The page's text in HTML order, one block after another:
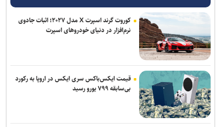
کوروت گرند اسپرت X مدل ۲۰۲۷؛ اثبات جادوی
نرم‌افزار در دنیای خودروهای اسپرت
قیمت ایکس‌باکس سری ایکس در اروپا به رکورد
بی‌سابقه ۷۹۹ یورو رسید